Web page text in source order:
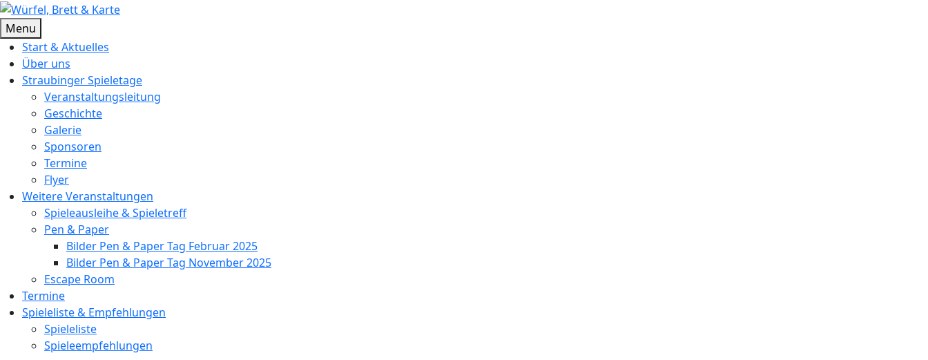
Skip
to
content
Würfel, Brett & Karte
Brettspielverein & Veranstalter Straubinger Spieletage
Menu
Start & Aktuelles
Über uns
Straubinger Spieletage
Veranstaltungsleitung
Geschichte
Galerie
Sponsoren
Termine
Flyer
Weitere Veranstaltungen
Spieleausleihe & Spieletreff
Pen & Paper
Bilder Pen & Paper Tag Februar 2025
Bilder Pen & Paper Tag November 2025
Escape Room
Termine
Spieleliste & Empfehlungen
Spieleliste
Spieleempfehlungen